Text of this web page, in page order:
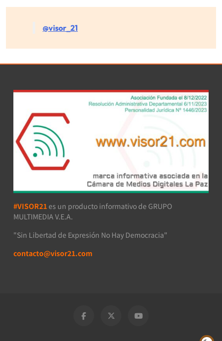
@visor_21
#VISOR21 es un producto informativo de GRUPO
MULTIMEDIA V.E.A.
"Sin Libertad de Expresión No Hay Democracia"
contacto@visor21.com